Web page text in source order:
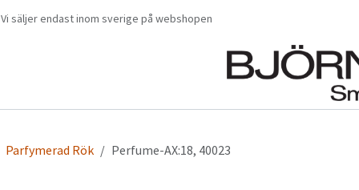
Vi säljer endast inom sverige på webshopen
JOBBA HOS OSS
Parfymerad Rök Perfume-AX:18, 40023